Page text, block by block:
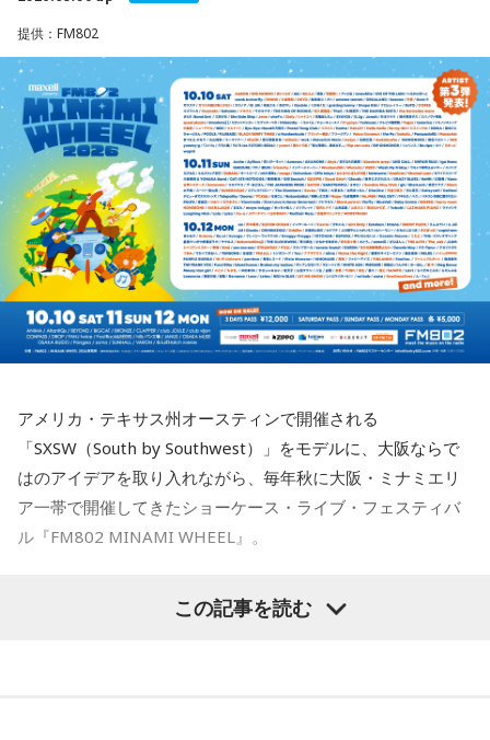
降りてきたりするかも！ ぜひアドバイスを参考に行動してみ
てくださいね。
■監修者プロフィール：月野さやか（つきの・さやか）
東京・池袋占い館セレーネ所属。元野村證券トップセールス
という異色の経歴を持つ占星術師。自身の人生の転機をきっ
かけにホロスコープと出会い、星よみによる人生プロデュー
スの道へ。著書『山芋シンデレラ』。経営者から個人まで幅
広くサポートしている。
Webサイト：https://selene-uranai.com/
YouTube：https://www.youtube.com/@ataru-uranai
のひとつ。
ブックレットには、メンバー3人がそれぞれの視点から楽曲や
制作背景を語るセルフライナーノーツに加え、今回のレコー
ディングで使用した楽器の解説を写真とともに掲載。演奏に
込められた思いや、サウンドを形作った楽器の特徴を知りな
がらアルバムを聴くことで、楽曲の細部や各メンバーのプレ
イに新たな発見が生まれ、作品をより深く味わうことができ
るでしょう。
J-Fusionの魅力を現代に響かせるとともに、進化を続けるかつ
しかトリオの現在地と新たな可能性を示す1枚がここに完成し
ました。
8月7日（金）19:00より、かつしかトリオのメンバー3人によ
る恒例の全曲試聴会をYouTubeで生配信します。メンバーの
楽しいトークとともに、ニューアルバム『SO-DAYONE !』の
収録曲をひと足早く紹介。それぞれの楽曲の聴きどころや制
作に込めた思いなどを、メンバー自身が解説。アルバムをよ
＜かつしかトリオ『SO-DAYONE !』全曲試聴会＞
ているJ-Fusion。本作は、その王道ともいえる爽快かつパワフ
ルなサウンドへ原点回帰した、かつしかトリオ渾身のニュー
アルバムとなっています。
アルバムタイトルのきっかけとなったのは、あるコンサート
での出来事。演奏後のMCで、メンバーとファンが「やっぱり
J-Fusionは良いよね」という思いを分かち合うなかで生まれた
言葉が、「SO-DAYONE !（そうだよね！）」でした。この言
葉から着想を得た向谷 実を中心に制作が進められ、短期間で
アルバムの骨格が作り上げられていきました。
レコーディングでは、メンバーがそれぞれの演奏環境で個別
に収録する手法を採用。各パートを緻密に構築することで、
フュージョンならではの精密なアレンジと、3人それぞれの個
性が際立つ強固なアンサンブルを実現しています。制作を進
めるなかでは、かつしかトリオにとっても多くの新たな発見
となっていきます。メンバーそれぞれが培ってきた経験と感
性を持ち寄りながら、これまでにないアプローチにも向き合
ったことで、3人の新たな可能性を感じさせる作品へと仕上が
っています。
◆多彩な楽曲が描き出す、旅のようなアルバム体験
ティングが印象的なタイトル曲「SO-DAYONE !」、スリリン
提供：FM802
アメリカ・テキサス州オースティンで開催される
「SXSW（South by Southwest）」をモデルに、大阪ならで
はのアイデアを取り入れながら、毎年秋に大阪・ミナミエリ
ア一帯で開催してきたショーケース・ライブ・フェスティバ
ル『FM802 MINAMI WHEEL』。
今年も『Maxell presents FM802 MINAMI WHEEL 2026』
として、10月10日（土）、11日（日）、12日（月・祝）の3
この記事を読む